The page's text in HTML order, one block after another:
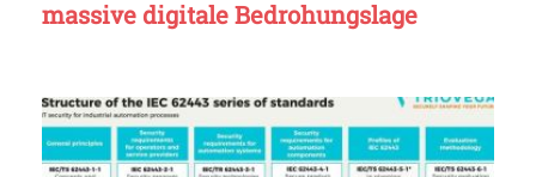
massive digitale Bedrohungslage